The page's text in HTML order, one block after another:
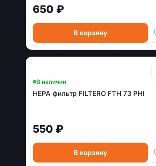
650 ₽
В корзину
В наличии
HEPA фильтр FILTERO FTH 73 PHI
550 ₽
В корзину